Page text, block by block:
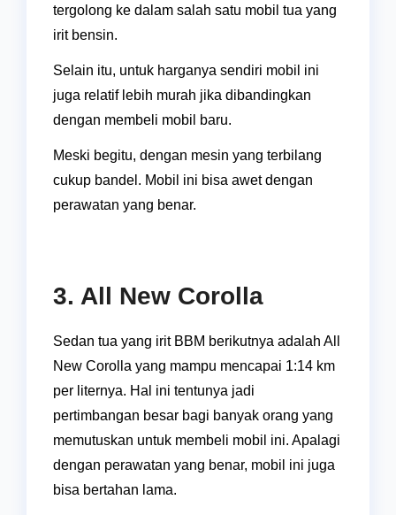
tergolong ke dalam salah satu mobil tua yang
irit bensin.
Selain itu, untuk harganya sendiri mobil ini
juga relatif lebih murah jika dibandingkan
dengan membeli mobil baru.
Meski begitu, dengan mesin yang terbilang
cukup bandel. Mobil ini bisa awet dengan
perawatan yang benar.
3. All New Corolla
Sedan tua yang irit BBM berikutnya adalah All
New Corolla yang mampu mencapai 1:14 km
per liternya. Hal ini tentunya jadi
pertimbangan besar bagi banyak orang yang
memutuskan untuk membeli mobil ini. Apalagi
dengan perawatan yang benar, mobil ini juga
bisa bertahan lama.